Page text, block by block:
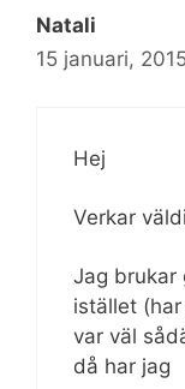
Natali
15 januari,
Hej
Verkar
Jag brukar
istället
var väl
då har jag